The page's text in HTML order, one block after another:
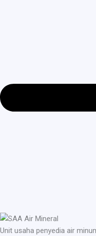
Unit usaha penyedia air